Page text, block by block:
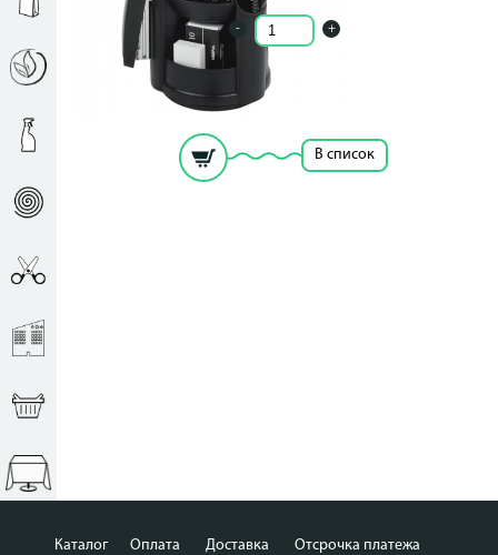
- +
Кол-во ед. в упак.: 0
Рассчитать цену за единицу
В список
Каталог Оплата Доставка Отсрочка платежа